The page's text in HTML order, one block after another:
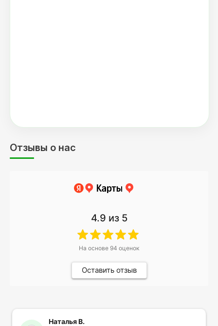
Отзывы о нас
4.9 из 5
На основе 94 оценок
Оставить отзыв
Наталья В.